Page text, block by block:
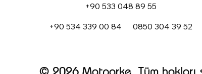
+90 533 048 89 55
+90 534 339 00 84
0850 304 39 52
© 2026 Matparke. Tüm hakları